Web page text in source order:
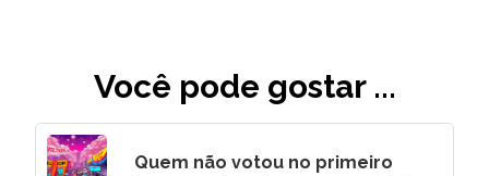
Você pode gostar ...
Quem não votou no primeiro